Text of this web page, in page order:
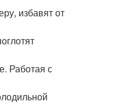
избавят от
Работая с